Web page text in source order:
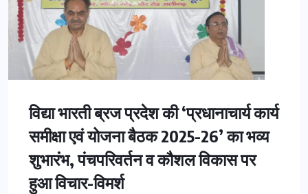
विद्या भारती ब्रज प्रदेश की ‘प्रधानाचार्य कार्य
समीक्षा एवं योजना बैठक 2025-26’ का भव्य
शुभारंभ, पंचपरिवर्तन व कौशल विकास पर
हुआ विचार-विमर्श